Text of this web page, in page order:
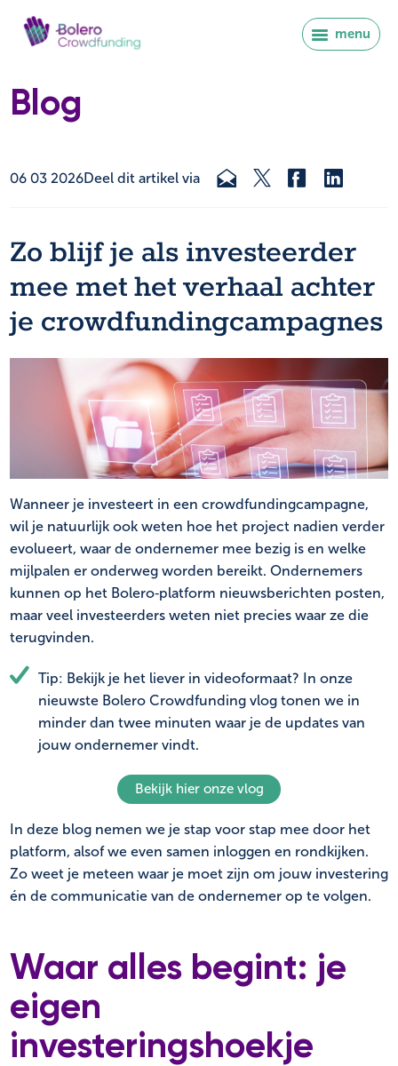
menu
Inloggen
NL FR
Blog
06 03 2026Deel dit artikel via
Zo blijf je als investeerder
mee met het verhaal achter
je crowdfundingcampagnes
Wanneer je investeert in een crowdfundingcampagne,
wil je natuurlijk ook weten hoe het project nadien verder
evolueert, waar de ondernemer mee bezig is en welke
mijlpalen er onderweg worden bereikt. Ondernemers
kunnen op het Bolero‑platform nieuwsberichten posten,
maar veel investeerders weten niet precies waar ze die
terugvinden.
Tip: Bekijk je het liever in videoformaat? In onze
nieuwste Bolero Crowdfunding vlog tonen we in
minder dan twee minuten waar je de updates van
jouw ondernemer vindt.
Bekijk hier onze vlog
In deze blog nemen we je stap voor stap mee door het
platform, alsof we even samen inloggen en rondkijken.
Zo weet je meteen waar je moet zijn om jouw investering
én de communicatie van de ondernemer op te volgen.
Waar alles begint: je
eigen
investeringshoekje